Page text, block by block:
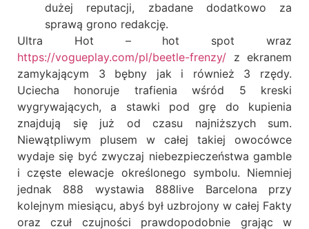
dużej reputacji, zbadane dodatkowo za
sprawą grono redakcję.
Ultra Hot – hot spot wraz
https://vogueplay.com/pl/beetle-frenzy/ z ekranem
zamykającym 3 bębny jak i również 3 rzędy.
Uciecha honoruje trafienia wśród 5 kreski
wygrywających, a stawki pod grę do kupienia
znajdują się już od czasu najniższych sum.
Niewątpliwym plusem w całej takiej owocówce
wydaje się być zwyczaj niebezpieczeństwa gamble
i częste elewacje określonego symbolu. Niemniej
jednak 888 wystawia 888live Barcelona przy
kolejnym miesiącu, abyś był uzbrojony w całej Fakty
oraz czuł czujności prawdopodobnie grając w